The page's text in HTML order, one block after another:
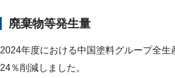
廃棄物等発生量
2024年度における中国塗料グループ全
24％削減しました。